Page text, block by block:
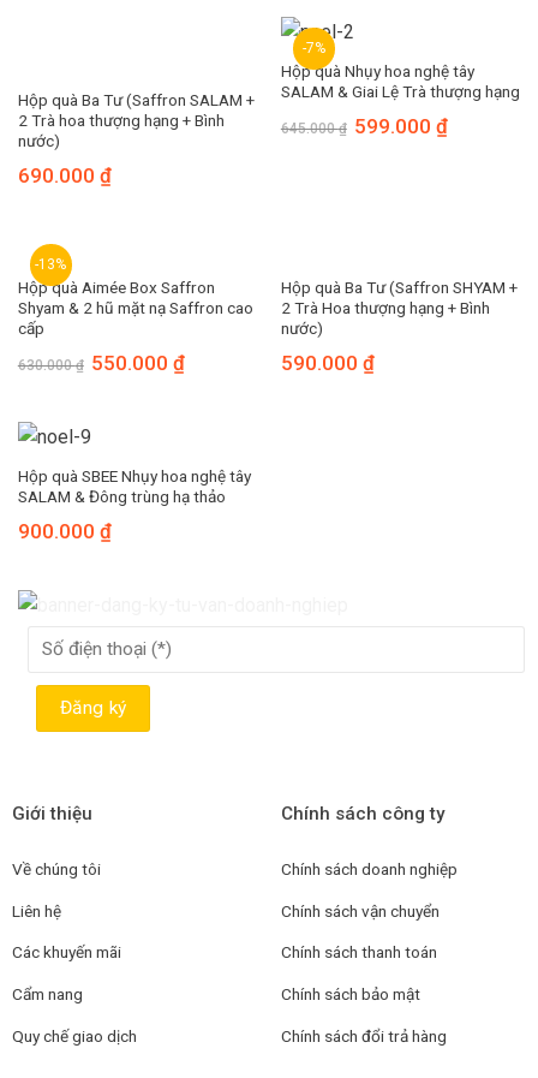
Hộp quà Ba Tư (Saffron SALAM +
2 Trà hoa thượng hạng + Bình
nước)
690.000 ₫
-7%
Hộp quà Nhụy hoa nghệ tây
SALAM & Giai Lệ Trà thượng hạng
645.000₫ 599.000₫
-13%
Hộp quà Aimée Box Saffron
Shyam & 2 hũ mặt nạ Saffron cao
cấp
630.000₫ 550.000₫
Hộp quà Ba Tư (Saffron SHYAM +
2 Trà Hoa thượng hạng + Bình
nước)
590.000 ₫
Hộp quà SBEE Nhụy hoa nghệ tây
SALAM & Đông trùng hạ thảo
900.000 ₫
Giới thiệu
Về chúng tôi
Liên hệ
Các khuyến mãi
Cẩm nang
Quy chế giao dịch
Chính sách công ty
Chính sách doanh nghiệp
Chính sách vận chuyển
Chính sách thanh toán
Chính sách bảo mật
Chính sách đổi trả hàng